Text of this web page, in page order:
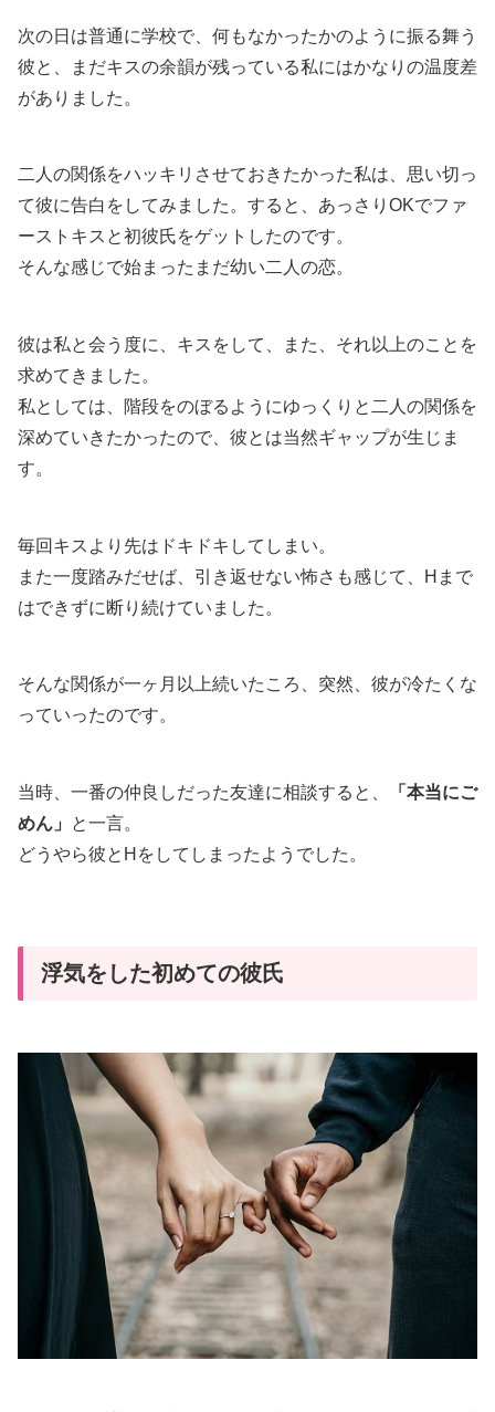
次の日は普通に学校で、何もなかったかのように振る舞う
彼と、まだキスの余韻が残っている私にはかなりの温度差
がありました。
二人の関係をハッキリさせておきたかった私は、思い切っ
て彼に告白をしてみました。すると、あっさりOKでファ
ーストキスと初彼氏をゲットしたのです。
そんな感じで始まったまだ幼い二人の恋。
彼は私と会う度に、キスをして、また、それ以上のことを
求めてきました。
私としては、階段をのぼるようにゆっくりと二人の関係を
深めていきたかったので、彼とは当然ギャップが生じま
す。
毎回キスより先はドキドキしてしまい。
また一度踏みだせば、引き返せない怖さも感じて、Hまで
はできずに断り続けていました。
そんな関係が一ヶ月以上続いたころ、突然、彼が冷たくな
っていったのです。
当時、一番の仲良しだった友達に相談すると、
「本当にご
めん」
と一言。
どうやら彼とHをしてしまったようでした。
浮気をした初めての彼氏